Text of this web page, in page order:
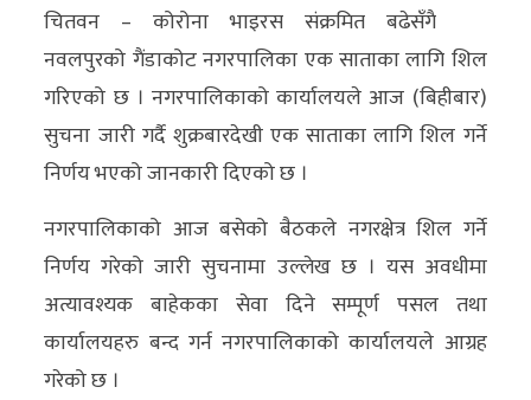
अर्थ/
वाणिज्य
मनाेरञ्जन
विज्ञान
अन्तरर्वार्ता
विचार/
ब्लग
चितवन – कोरोना भाइरस संक्रमित बढेसँगै
नवलपुरको गैंडाकोट नगरपालिका एक साताका लागि शिल
गरिएको छ । नगरपालिकाको कार्यालयले आज (बिहीबार)
सुचना जारी गर्दै शुक्रबारदेखी एक साताका लागि शिल गर्ने
निर्णय भएको जानकारी दिएको छ ।
नगरपालिकाको आज बसेको बैठकले नगरक्षेत्र शिल गर्ने
निर्णय गरेको जारी सुचनामा उल्लेख छ । यस अवधीमा
अत्यावश्यक बाहेकका सेवा दिने सम्पूर्ण पसल तथा
कार्यालयहरु बन्द गर्न नगरपालिकाको कार्यालयले आग्रह
गरेको छ ।